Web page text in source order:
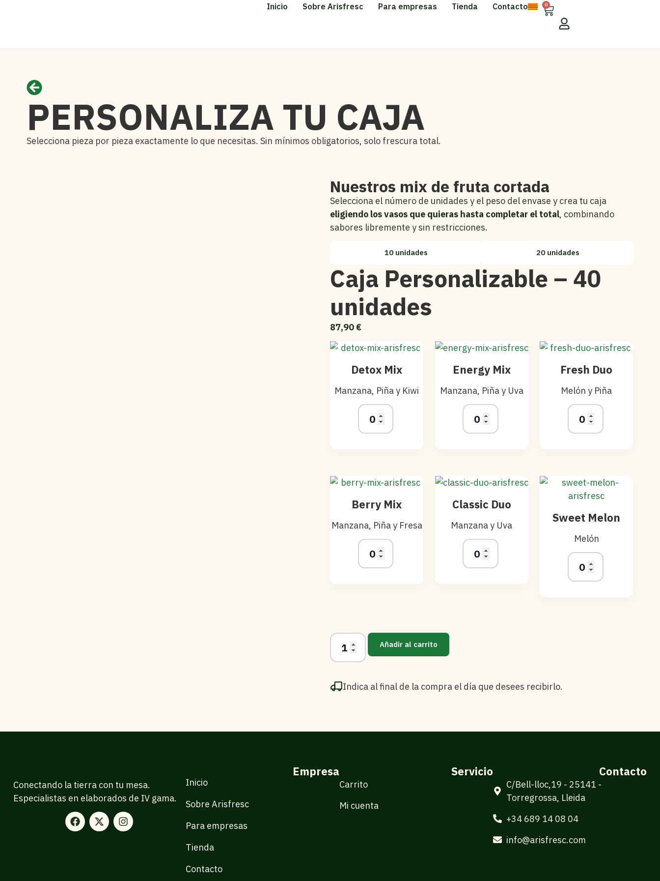
Inicio Sobre Arisfresc Para empresas Tienda Contacto 0
PERSONALIZA TU CAJA
Selecciona pieza por pieza exactamente lo que necesitas. Sin mínimos obligatorios, solo frescura total.
Nuestros mix de fruta cortada
Selecciona el número de unidades y el peso del envase y crea tu caja
eligiendo los vasos que quieras hasta completar el total, combinando
sabores libremente y sin restricciones.
10 unidades 20 unidades
Caja Personalizable – 40
unidades
87,90 €
Detox Mix
Manzana, Piña y Kiwi
Energy Mix
Manzana, Piña y Uva
Fresh Duo
Melón y Piña
Berry Mix
Manzana, Piña y Fresa
Classic Duo
Manzana y Uva
Sweet Melon
Melón
Añadir al carrito
Indica al final de la compra el día que desees recibirlo.
Conectando la tierra con tu mesa.
Especialistas en elaborados de IV gama.
Empresa
Inicio
Sobre Arisfresc
Para empresas
Tienda
Contacto
Servicio
Carrito
Mi cuenta
Contacto
C/Bell-lloc,19 - 25141 -
Torregrossa, Lleida
+34 689 14 08 04
info@arisfresc.com